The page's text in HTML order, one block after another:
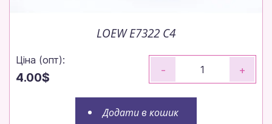
LOEW E7322 C4
Ціна (опт):
4.00$
- +
Додати в кошик